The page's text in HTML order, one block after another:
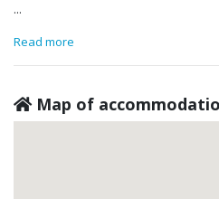
...
Read more
Map of